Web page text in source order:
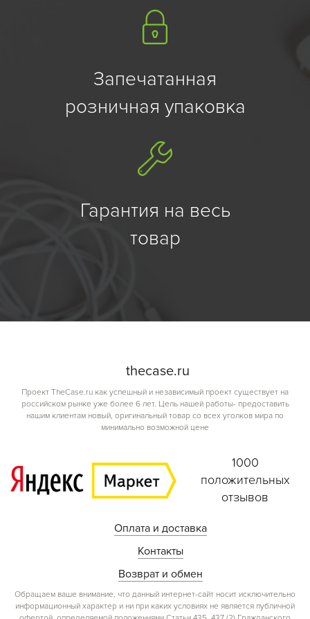
Запечатанная
розничная упаковка
Гарантия на весь
товар
thecase.ru
Проект TheCase.ru как успешный и независимый проект существует на
российском рынке уже более 6 лет. Цель нашей работы- предоставить
нашим клиентам новый, оригинальный товар со всех уголков мира по
минимально возможной цене
1000
положительных
отзывов
Оплата и доставка
Контакты
Возврат и обмен
Обращаем ваше внимание, что данный интернет-сайт носит исключительно
информационный характер и ни при каких условиях не является публичной